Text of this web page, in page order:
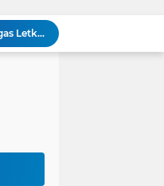
Penuh Tawa dan Haru, Keluarga Besar Kodim 0204/DS Antar Tugas Letkol Agung Pujiantoro Lewat Senam dan Lomba Persit
Sinergi Komando di Mako Yon TP 902/SPG, Dandim 0204/DS Beri Penghormatan Khusus ke Menhan RI